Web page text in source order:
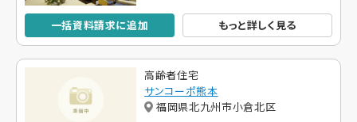
一括資料請求に追加 もっと詳しく見る
高齢者住宅
サンコーポ熊本
福岡県北九州市小倉北区